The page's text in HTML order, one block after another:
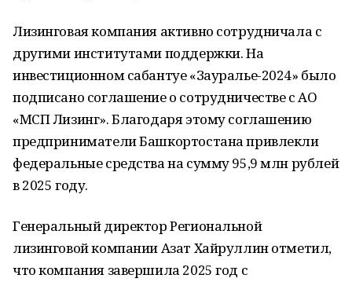
Лизинговая компания активно сотрудничала с
другими институтами поддержки. На
инвестиционном сабантуе «Зауралье-2024» было
подписано соглашение о сотрудничестве с АО
«МСП Лизинг». Благодаря этому соглашению
предприниматели Башкортостана привлекли
федеральные средства на сумму 95,9 млн рублей
в 2025 году.
Генеральный директор Региональной
лизинговой компании Азат Хайруллин отметил,
что компания завершила 2025 год с